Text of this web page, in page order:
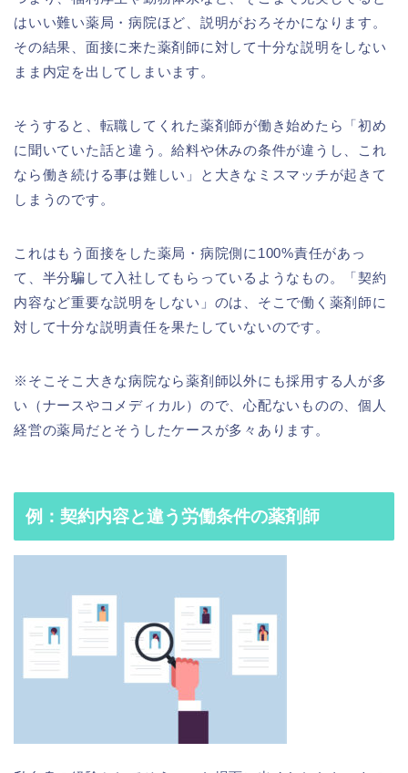
はいい難い薬局・病院ほど、説明がおろそかになります。
その結果、面接に来た薬剤師に対して十分な説明をしない
まま内定を出してしまいます。
そうすると、転職してくれた薬剤師が働き始めたら「初め
に聞いていた話と違う。給料や休みの条件が違うし、これ
なら働き続ける事は難しい」と大きなミスマッチが起きて
しまうのです。
これはもう面接をした薬局・病院側に100%責任があっ
て、半分騙して入社してもらっているようなもの。「契約
内容など重要な説明をしない」のは、そこで働く薬剤師に
対して十分な説明責任を果たしていないのです。
※そこそこ大きな病院なら薬剤師以外にも採用する人が多
い（ナースやコメディカル）ので、心配ないものの、個人
経営の薬局だとそうしたケースが多々あります。
例：契約内容と違う労働条件の薬剤師